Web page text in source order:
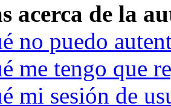
acerca de la
no puedo
me tengo que
mi sesión de